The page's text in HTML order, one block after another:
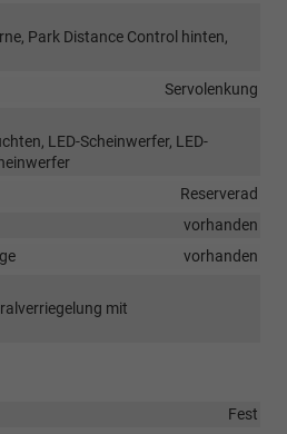
Park Distance Control hinten,
Servolenkung
LED-Scheinwerfer, LED-
Reserverad
vorhanden
vorhanden
mit
Fest